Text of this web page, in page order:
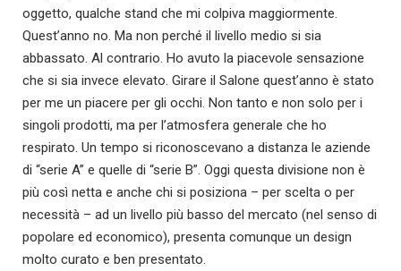
oggetto, qualche stand che mi colpiva maggiormente.
Quest’anno no. Ma non perché il livello medio si sia
abbassato. Al contrario. Ho avuto la piacevole sensazione
che si sia invece elevato. Girare il Salone quest’anno è stato
per me un piacere per gli occhi. Non tanto e non solo per i
singoli prodotti, ma per l’atmosfera generale che ho
respirato. Un tempo si riconoscevano a distanza le aziende
di “serie A” e quelle di “serie B”. Oggi questa divisione non è
più così netta e anche chi si posiziona – per scelta o per
necessità – ad un livello più basso del mercato (nel senso di
popolare ed economico), presenta comunque un design
molto curato e ben presentato.